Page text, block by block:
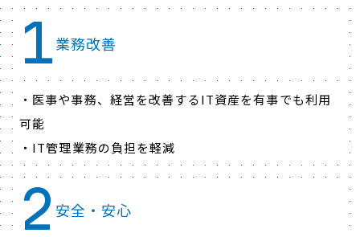
1業務改善
・医事や事務、経営を改善するIT資産を有事でも利用
可能
・IT管理業務の負担を軽減
2 安全・安心